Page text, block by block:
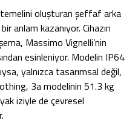
temelini oluşturan şeffaf arka
anlam kazanıyor. Cihazın
Massimo Vignelli’nin
esinleniyor. Modelin IP64
yalnızca tasarımsal değil,
3a modelinin 51.3 kg
iziyle de çevresel